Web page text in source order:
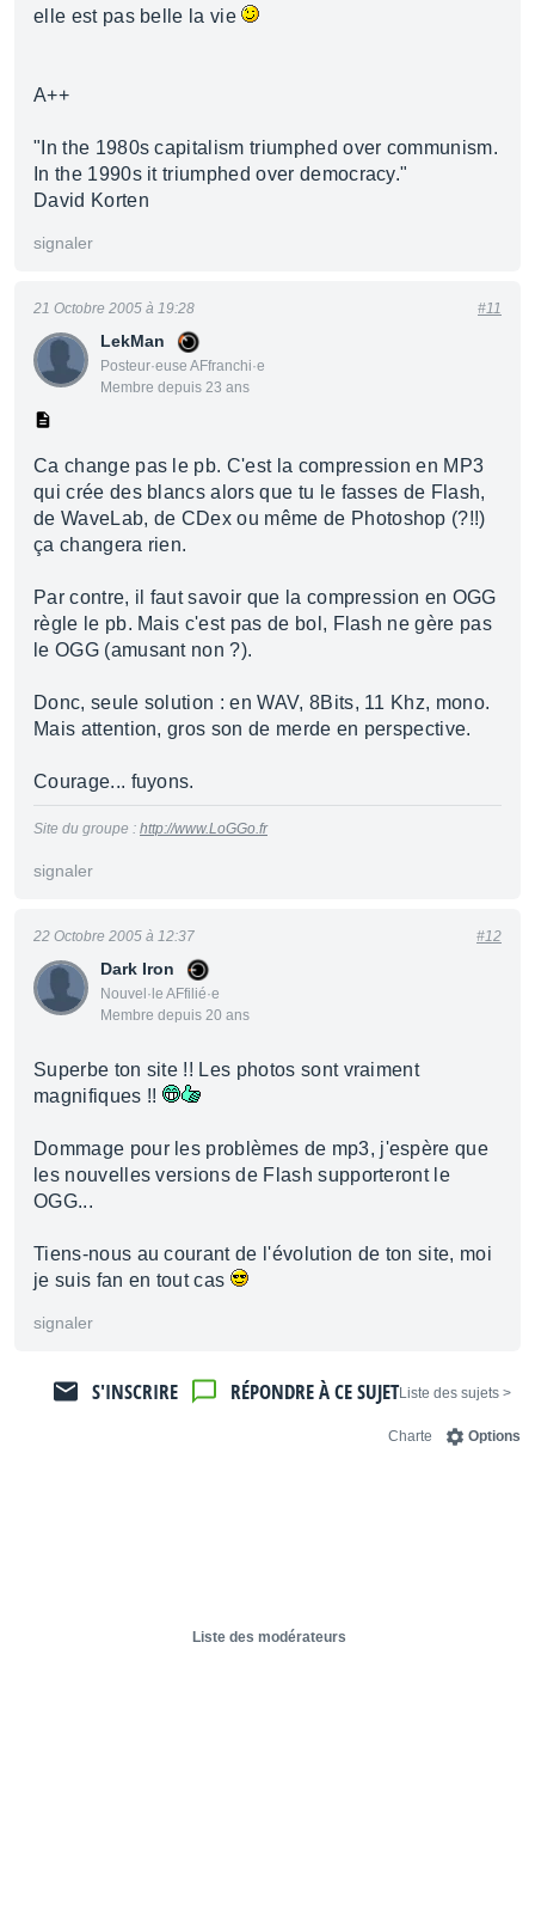
elle est pas belle la vie
A++
"In the 1980s capitalism triumphed over communism.
In the 1990s it triumphed over democracy."
David Korten
signaler
LekMan
Posteur·euse AFfranchi·e
Membre depuis 23 ans
21 Octobre 2005 à 19:28 #11
Ca change pas le pb. C'est la compression en MP3
qui crée des blancs alors que tu le fasses de Flash,
de WaveLab, de CDex ou même de Photoshop (?!!)
ça changera rien.
Par contre, il faut savoir que la compression en OGG
règle le pb. Mais c'est pas de bol, Flash ne gère pas
le OGG (amusant non ?).
Donc, seule solution : en WAV, 8Bits, 11 Khz, mono.
Mais attention, gros son de merde en perspective.
Courage... fuyons.
Site du groupe : http://www.LoGGo.fr
signaler
Dark Iron
Nouvel·le AFfilié·e
Membre depuis 20 ans
22 Octobre 2005 à 12:37 #12
Superbe ton site !! Les photos sont vraiment
magnifiques !!
Dommage pour les problèmes de mp3, j'espère que
les nouvelles versions de Flash supporteront le
OGG...
Tiens-nous au courant de l'évolution de ton site, moi
je suis fan en tout cas
signaler
< Liste des sujets
RÉPONDRE À CE SUJET
S'INSCRIRE
Options
Charte
Liste des modérateurs